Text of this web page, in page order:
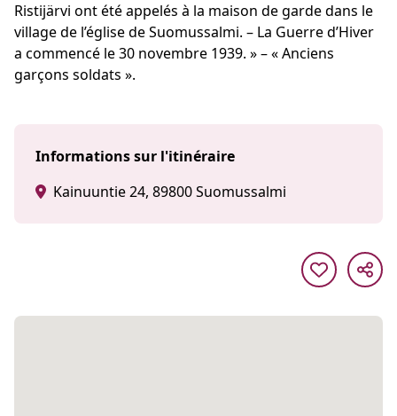
Ristijärvi ont été appelés à la maison de garde dans le
village de l’église de Suomussalmi. – La Guerre d’Hiver
a commencé le 30 novembre 1939. » – « Anciens
garçons soldats ».
Informations sur l'itinéraire
Kainuuntie 24, 89800 Suomussalmi